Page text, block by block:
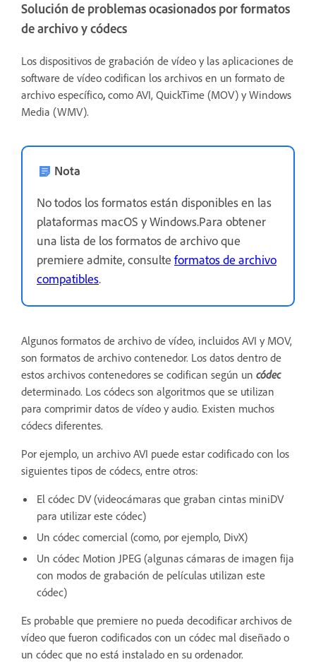
Solución de problemas ocasionados por formatos
de archivo y códecs
Los dispositivos de grabación de vídeo y las aplicaciones de
software de vídeo codifican los archivos en un formato de
archivo específico, como AVI, QuickTime (MOV) y Windows
Media (WMV).
Nota
No todos los formatos están disponibles en las
plataformas macOS y Windows.Para obtener
una lista de los formatos de archivo que
premiere admite, consulte formatos de archivo
compatibles.
Algunos formatos de archivo de vídeo, incluidos AVI y MOV,
son formatos de archivo contenedor. Los datos dentro de
estos archivos contenedores se codifican según un códec
determinado. Los códecs son algoritmos que se utilizan
para comprimir datos de vídeo y audio. Existen muchos
códecs diferentes.
Por ejemplo, un archivo AVI puede estar codificado con los
siguientes tipos de códecs, entre otros:
El códec DV (videocámaras que graban cintas miniDV
para utilizar este códec)
Un códec comercial (como, por ejemplo, DivX)
Un códec Motion JPEG (algunas cámaras de imagen fija
con modos de grabación de películas utilizan este
códec)
Es probable que premiere no pueda decodificar archivos de
vídeo que fueron codificados con un códec mal diseñado o
un códec que no está instalado en su ordenador.